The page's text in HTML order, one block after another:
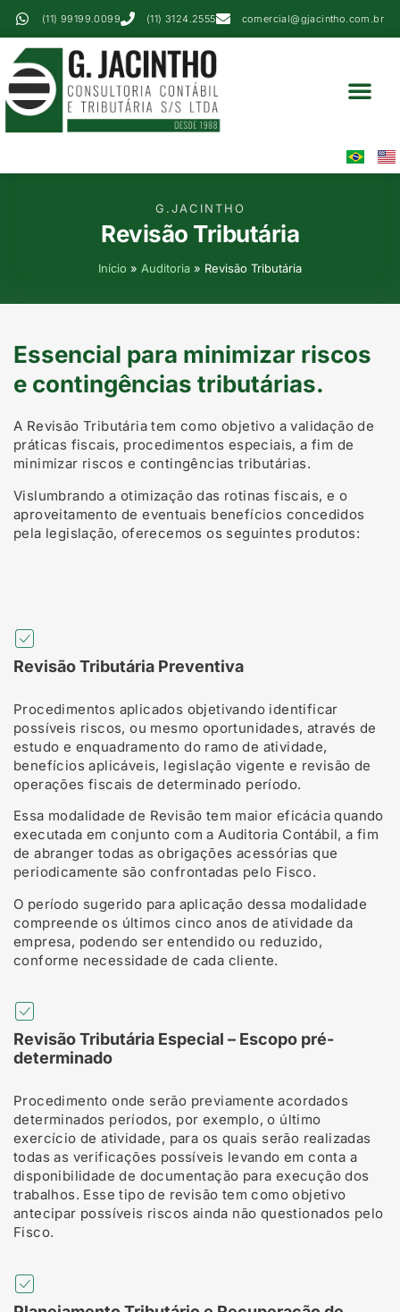
(11) 99199.0099 (11) 3124.2555 comercial@gjacintho.com.br
G.JACINTHO
Revisão Tributária
Início » Auditoria » Revisão Tributária
Essencial para minimizar riscos
e contingências tributárias.
A Revisão Tributária tem como objetivo a validação de
práticas fiscais, procedimentos especiais, a fim de
minimizar riscos e contingências tributárias.
Vislumbrando a otimização das rotinas fiscais, e o
aproveitamento de eventuais benefícios concedidos
pela legislação, oferecemos os seguintes produtos:
Revisão Tributária Preventiva
Procedimentos aplicados objetivando identificar
possíveis riscos, ou mesmo oportunidades, através de
estudo e enquadramento do ramo de atividade,
benefícios aplicáveis, legislação vigente e revisão de
operações fiscais de determinado período.
Essa modalidade de Revisão tem maior eficácia quando
executada em conjunto com a Auditoria Contábil, a fim
de abranger todas as obrigações acessórias que
periodicamente são confrontadas pelo Fisco.
O período sugerido para aplicação dessa modalidade
compreende os últimos cinco anos de atividade da
empresa, podendo ser entendido ou reduzido,
conforme necessidade de cada cliente.
Revisão Tributária Especial – Escopo pré-
determinado
Procedimento onde serão previamente acordados
determinados períodos, por exemplo, o último
exercício de atividade, para os quais serão realizadas
todas as verificações possíveis levando em conta a
disponibilidade de documentação para execução dos
trabalhos. Esse tipo de revisão tem como objetivo
antecipar possíveis riscos ainda não questionados pelo
Fisco.